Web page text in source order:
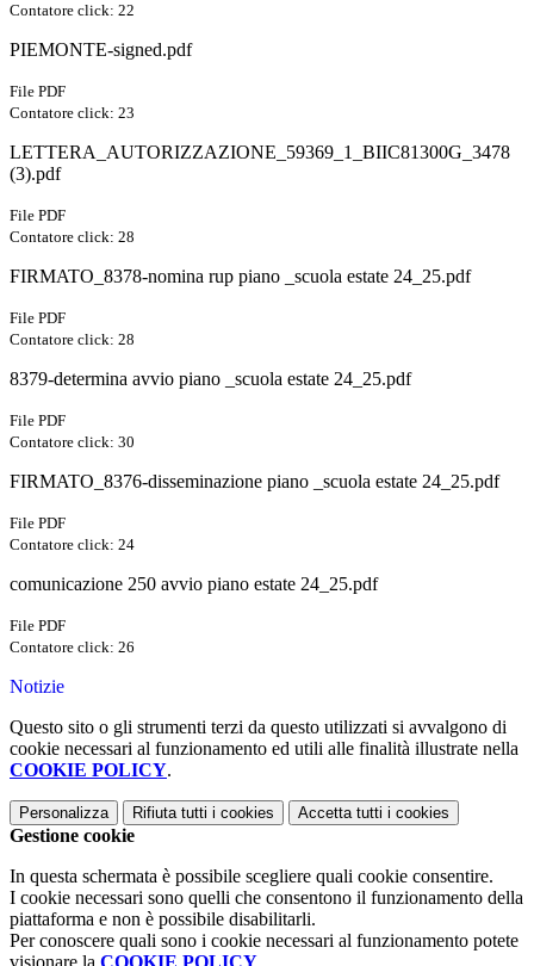
Contatore click: 22
PIEMONTE-signed.pdf
File PDF
Contatore click: 23
LETTERA_AUTORIZZAZIONE_59369_1_BIIC81300G_3478
(3).pdf
File PDF
Contatore click: 28
FIRMATO_8378-nomina rup piano _scuola estate 24_25.pdf
File PDF
Contatore click: 28
8379-determina avvio piano _scuola estate 24_25.pdf
File PDF
Contatore click: 30
FIRMATO_8376-disseminazione piano _scuola estate 24_25.pdf
File PDF
Contatore click: 24
comunicazione 250 avvio piano estate 24_25.pdf
File PDF
Contatore click: 26
Notizie
Questo sito o gli strumenti terzi da questo utilizzati si avvalgono di
cookie necessari al funzionamento ed utili alle finalità illustrate nella
COOKIE POLICY.
Personalizza Rifiuta tutti i cookies Accetta tutti i cookies
Gestione cookie
In questa schermata è possibile scegliere quali cookie consentire.
I cookie necessari sono quelli che consentono il funzionamento della
piattaforma e non è possibile disabilitarli.
Per conoscere quali sono i cookie necessari al funzionamento potete
visionare la COOKIE POLICY